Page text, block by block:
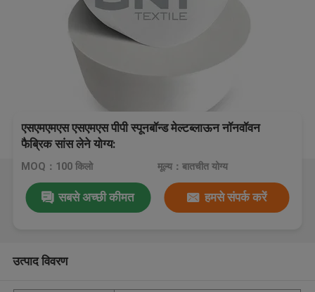
एसएमएमएस एसएमएस पीपी स्पूनबॉन्ड मेल्टब्लाऊन नॉनवॉवन
फैब्रिक सांस लेने योग्य:
MOQ：100 किलो मूल्य：बातचीत योग्य
सबसे अच्छी कीमत हमसे संपर्क करें
उत्पाद विवरण